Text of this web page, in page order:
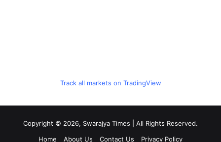
Track all markets on TradingView
Copyright © 2026, Swarajya Times | All Rights Reserved.
Home
About Us Contact Us Privacy Policy